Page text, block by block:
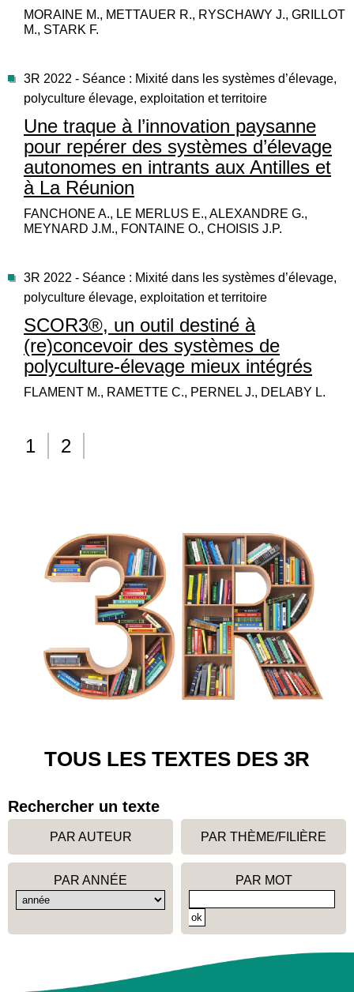
MORAINE M., METTAUER R., RYSCHAWY J., GRILLOT
M., STARK F.
3R 2022 - Séance : Mixité dans les systèmes d’élevage,
polyculture élevage, exploitation et territoire
Une traque à l’innovation paysanne
pour repérer des systèmes d’élevage
autonomes en intrants aux Antilles et
à La Réunion
FANCHONE A., LE MERLUS E., ALEXANDRE G.,
MEYNARD J.M., FONTAINE O., CHOISIS J.P.
3R 2022 - Séance : Mixité dans les systèmes d’élevage,
polyculture élevage, exploitation et territoire
SCOR3®, un outil destiné à
(re)concevoir des systèmes de
polyculture-élevage mieux intégrés
FLAMENT M., RAMETTE C., PERNEL J., DELABY L.
1 2
TOUS LES TEXTES DES 3R
Rechercher un texte
PAR AUTEUR PAR THÈME/FILIÈRE
PAR ANNÉE PAR MOT